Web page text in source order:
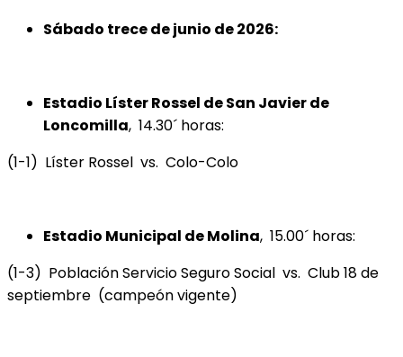
Sábado trece de junio de 2026:
Estadio Líster Rossel de San Javier de
Loncomilla, 14.30´ horas:
(1-1) Líster Rossel vs. Colo-Colo
Estadio Municipal de Molina, 15.00´ horas:
(1-3) Población Servicio Seguro Social vs. Club 18 de
septiembre (campeón vigente)